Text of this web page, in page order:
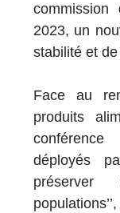
2023, un
stabilité et
Face au
produits
déployés